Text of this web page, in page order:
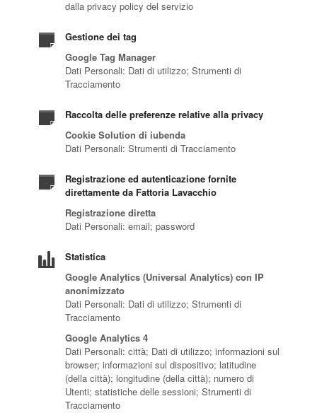
dalla privacy policy del servizio
Gestione dei tag
Google Tag Manager
Dati Personali: Dati di utilizzo; Strumenti di
Tracciamento
Raccolta delle preferenze relative alla privacy
Cookie Solution di iubenda
Dati Personali: Strumenti di Tracciamento
Registrazione ed autenticazione fornite
direttamente da Fattoria Lavacchio
Registrazione diretta
Dati Personali: email; password
Statistica
Google Analytics (Universal Analytics) con IP
anonimizzato
Dati Personali: Dati di utilizzo; Strumenti di
Tracciamento
Google Analytics 4
Dati Personali: città; Dati di utilizzo; informazioni sul
browser; informazioni sul dispositivo; latitudine
(della città); longitudine (della città); numero di
Utenti; statistiche delle sessioni; Strumenti di
Tracciamento